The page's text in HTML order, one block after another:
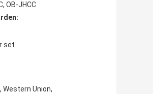
OB-JHCC
set
Western Union,